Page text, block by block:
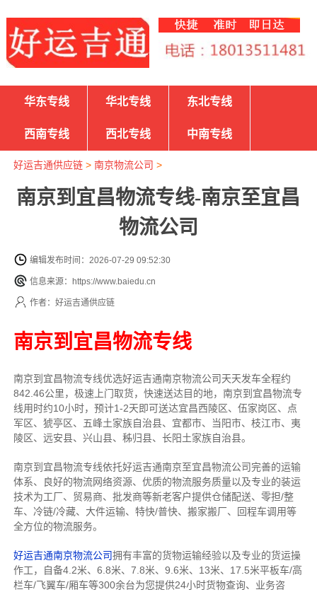
华东专线 华北专线 东北专线
西南专线 西北专线 中南专线
好运吉通供应链> 南京物流公司 >
南京到宜昌物流专线-南京至宜昌
物流公司
编辑发布时间：2026-07-29 09:52:30
信息来源：https://www.baiedu.cn
作者：好运吉通供应链
南京到宜昌物流专线
南京到宜昌物流专线优选好运吉通南京物流公司天天发车全程约
842.46公里， 极速上门取货，快速送达目的地，南京到宜昌物流专
线用时约10小时，预计1-2天即可送达宜昌西陵区、伍家岗区、点
军区、猇亭区、五峰土家族自治县、宜都市、当阳市、枝江市、夷
陵区、远安县、兴山县、秭归县、长阳土家族自治县。
南京到宜昌物流专线依托好运吉通南京至宜昌物流公司完善的运输
体系、良好的物流网络资源、优质的物流服务质量以及专业的装运
技术为工厂、贸易商、批发商等新老客户提供仓储配送、零担/整
车、冷链/冷藏、大件运输、特快/普快、搬家搬厂、回程车调用等
全方位的物流服务。
好运吉通南京物流公司拥有丰富的货物运输经验以及专业的货运操
作工，自备4.2米、6.8米、7.8米、9.6米、13米、17.5米平板车/高
栏车/飞翼车/厢车等300余台为您提供24小时货物查询、业务咨